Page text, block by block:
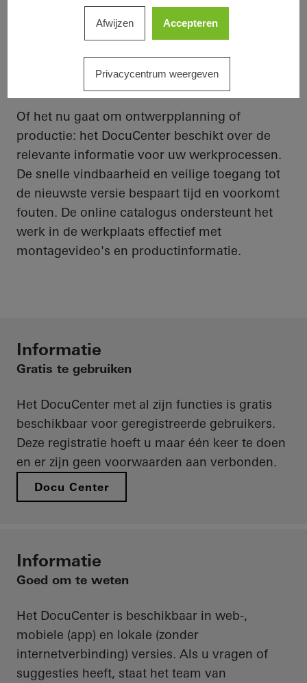
En voor gevelfabrikanten:
Schüco machines;
Of het nu gaat om ontwerpplanning of
productie: het DocuCenter beschikt over de
relevante informatie voor uw werkprocessen.
De snelle vindbaarheid en veilige toegang tot
de nieuwste versie bespaart tijd en voorkomt
fouten. De online catalogus ondersteunt het
werk in de werkplaats effectief met
montagevideo's en productinformatie.
Informatie
Gratis te gebruiken
Het DocuCenter met al zijn functies is gratis
beschikbaar voor geregistreerde gebruikers.
Deze registratie hoeft u maar één keer te doen
en er zijn geen voorwaarden aan verbonden.
Docu Center
Informatie
Goed om te weten
Het DocuCenter is beschikbaar in web-,
mobiele (app) en lokale (zonder
internetverbinding) versies. Als u vragen of
suggesties heeft, staat het team van
Afwijzen Accepteren
Privacycentrum weergeven